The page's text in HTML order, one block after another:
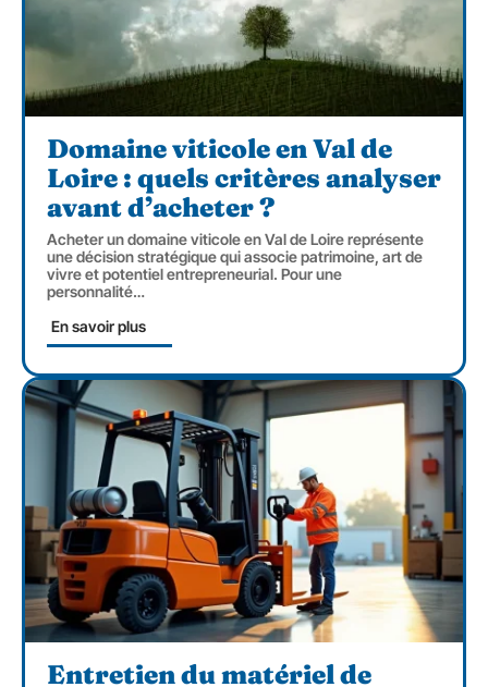
Domaine viticole en Val de
Loire : quels critères analyser
avant d’acheter ?
Acheter un domaine viticole en Val de Loire représente
une décision stratégique qui associe patrimoine, art de
vivre et potentiel entrepreneurial. Pour une
personnalité…
En savoir plus
Entretien du matériel de